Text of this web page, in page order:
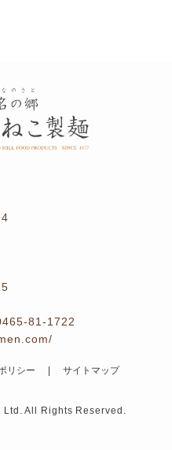
81-1722
リシー サイトマップ
All Rights Reserved.